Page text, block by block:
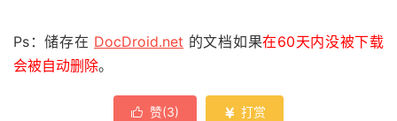
Ps：储存在 DocDroid.net 的文档如果在60天内没被下载
会被自动删除。
 赞(3)  打赏